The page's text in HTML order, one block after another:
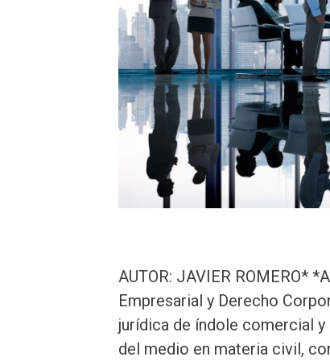
AUTOR: JAVIER ROMERO*
Empresarial y Derecho
jurídica de índole comercial
del medio en materia civil,